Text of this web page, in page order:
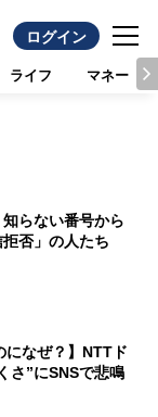
ログイン
ライフ マネー
知らない番号から
拒否」の人たち
になぜ？】NTTド
さ”にSNSで悲鳴